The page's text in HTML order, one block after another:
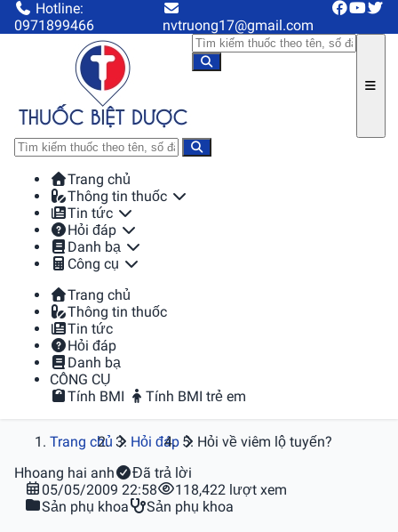
Hotline:
0971899466
nvtruong17@gmail.com
Trang chủ
Thông tin thuốc
Tin tức
Hỏi đáp
Danh bạ
Công cụ
Trang chủ
Thông tin thuốc
Tin tức
Hỏi đáp
Danh bạ
CÔNG CỤ
Tính BMI
Tính BMI trẻ em
Trang chủ Hỏi đáp
Hỏi về viêm lộ tuyến?
Hhoang hai anh
Đã trả lời
05/05/2009 22:58
118,422 lượt xem
Sản phụ khoa
Sản phụ khoa